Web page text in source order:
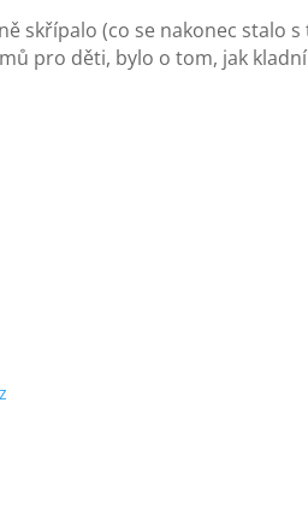
skřípalo (co se nakonec stalo
pro děti, bylo o tom, jak